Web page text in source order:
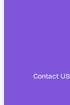
Contact US